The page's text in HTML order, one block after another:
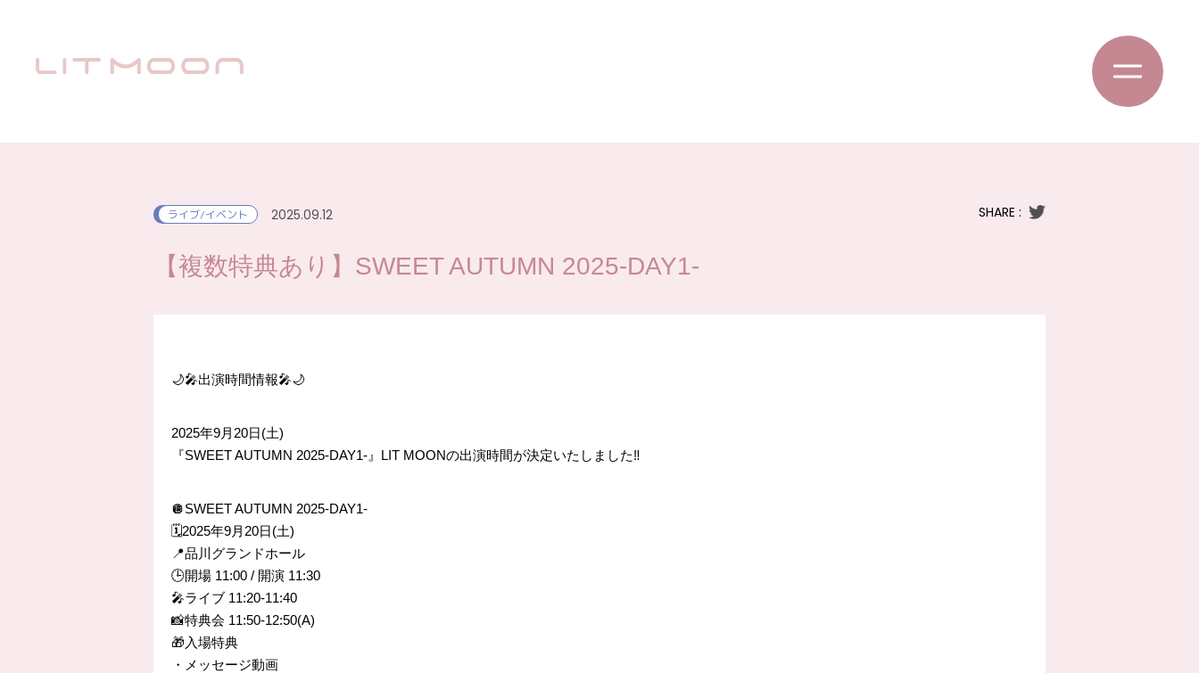
ライブ/イベント 2025.09.12 SHARE :
【複数特典あり】SWEET AUTUMN 2025-DAY1-
🌙🎤出演時間情報🎤🌙
2025年9月20日(土)
『SWEET AUTUMN 2025-DAY1-』LIT MOONの出演時間が決定いたしました‼️
🪩SWEET AUTUMN 2025-DAY1-
🗓️2025年9月20日(土)
📍品川グランドホール
🕒開場 11:00 / 開演 11:30
🎤ライブ 11:20-11:40
📸特典会 11:50-12:50(A)
🎁入場特典
・メッセージ動画